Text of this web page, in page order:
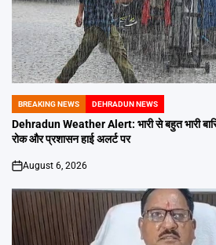
POSTED
IN
BREAKING NEWS DEHRADUN NEWS
Dehradun Weather Alert: भारी से बहुत भारी
रोक और प्रशासन हाई अलर्ट पर
on
August 6, 2026